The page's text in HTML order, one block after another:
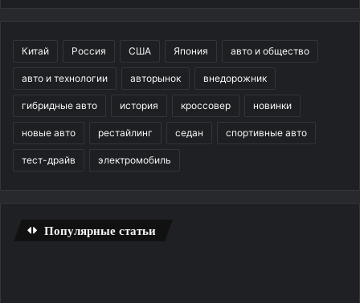
Китай Россия США Япония авто и общество
авто и технологии авторынок внедорожник
гибридные авто история кроссовер новинки
новые авто рестайлинг седан спортивные авто
тест-драйв электромобиль
Популярные статьи